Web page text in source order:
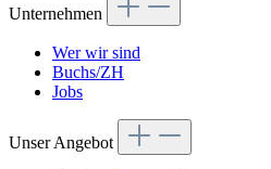
Unternehmen
Wer wir sind
Buchs/ZH
Jobs
Unser Angebot